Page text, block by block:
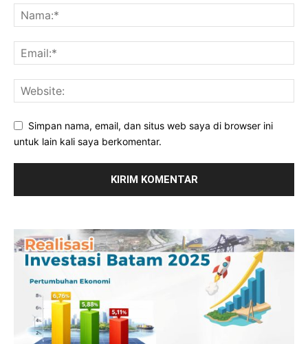
Simpan nama, email, dan situs web saya di browser ini
untuk lain kali saya berkomentar.